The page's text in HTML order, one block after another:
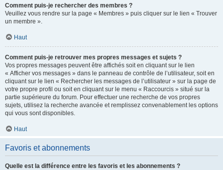
Comment puis-je rechercher des membres ?
Veuillez vous rendre sur la page « Membres » puis cliquer sur le lien « Trouver
un membre ».
Haut
Comment puis-je retrouver mes propres messages et sujets ?
Vos propres messages peuvent être affichés soit en cliquant sur le lien
« Afficher vos messages » dans le panneau de contrôle de l’utilisateur, soit en
cliquant sur le lien « Rechercher les messages de l’utilisateur » sur la page de
votre propre profil ou soit en cliquant sur le menu « Raccourcis » situé sur la
partie supérieure du forum. Pour effectuer une recherche de vos propres
sujets, utilisez la recherche avancée et remplissez convenablement les options
qui vous sont disponibles.
Haut
Favoris et abonnements
Quelle est la différence entre les favoris et les abonnements ?